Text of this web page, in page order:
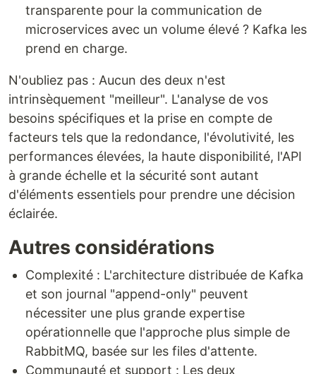
transparente pour la communication de
microservices avec un volume élevé ? Kafka les
prend en charge.
N'oubliez pas : Aucun des deux n'est
intrinsèquement "meilleur". L'analyse de vos
besoins spécifiques et la prise en compte de
facteurs tels que la redondance, l'évolutivité, les
performances élevées, la haute disponibilité, l'API
à grande échelle et la sécurité sont autant
d'éléments essentiels pour prendre une décision
éclairée.
Autres considérations
Complexité : L'architecture distribuée de Kafka
et son journal "append-only" peuvent
nécessiter une plus grande expertise
opérationnelle que l'approche plus simple de
RabbitMQ, basée sur les files d'attente.
Communauté et support : Les deux